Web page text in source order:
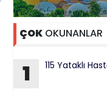
ÇOK OKUNANLAR
1 115 Yataklı